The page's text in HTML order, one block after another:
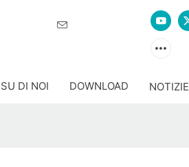
SU DI NOI DOWNLOAD NOTIZIE